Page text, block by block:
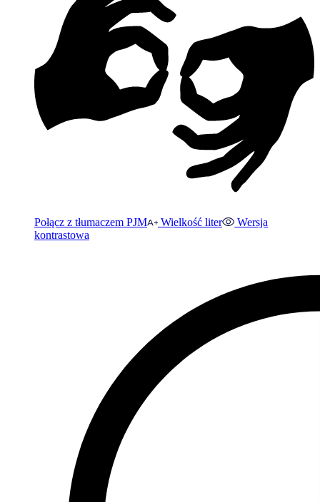
Połącz z tłumaczem PJM Wielkość liter
Wersja
kontrastowa